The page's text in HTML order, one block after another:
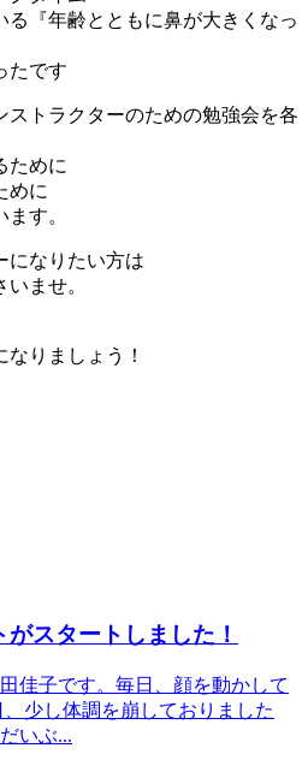
『年齢とともに鼻が大きくなっ
たです
ストラクターのための勉強会を各
ために
めに
す。
になりたい方は
ませ。
りましょう！
スタートしました！
佳子です。毎日、顔を動かして
少し体調を崩しておりました
いぶ...